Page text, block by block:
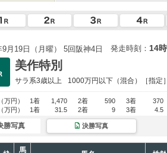
9月19日（月曜） 5回阪神4日 発走時刻： 14
美作特別
サラ系3歳以上 1000万円以下 （混合）［指定
（万円） 1着 1,470 2着 590 3着
370
（万円） 1着 31.5 2着 9 3着 4.5
勝写真 決勝写真
馬